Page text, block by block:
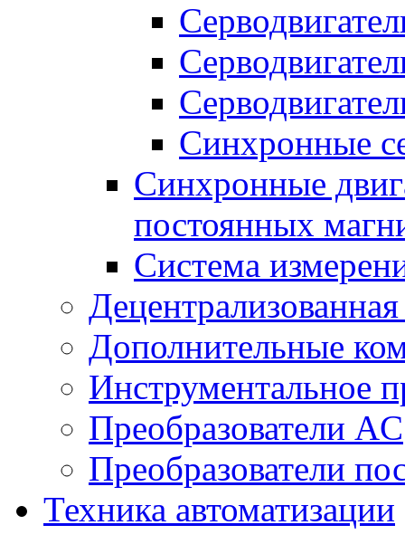
Синхронные
Синхронные
постоянных
Система
Дополнительные
Инструментальное
Преобразователи AC
Преобразователи
Техника автоматизации